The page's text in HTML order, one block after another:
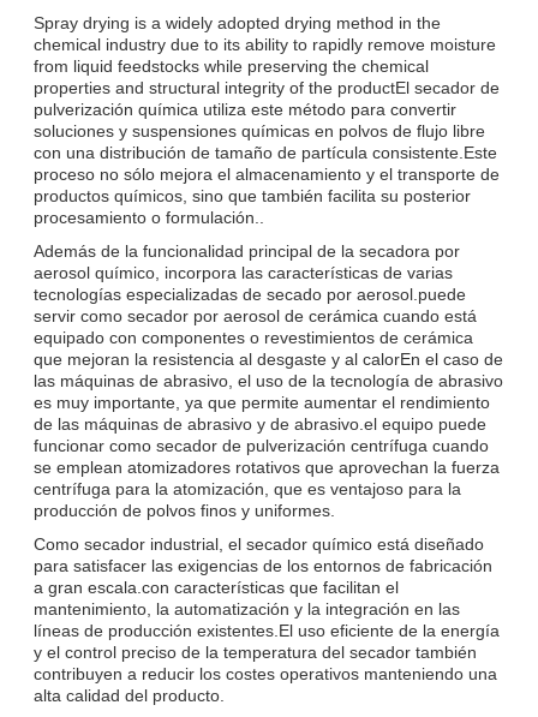
Spray drying is a widely adopted drying method in the
chemical industry due to its ability to rapidly remove moisture
from liquid feedstocks while preserving the chemical
properties and structural integrity of the productEl secador de
pulverización química utiliza este método para convertir
soluciones y suspensiones químicas en polvos de flujo libre
con una distribución de tamaño de partícula consistente.Este
proceso no sólo mejora el almacenamiento y el transporte de
productos químicos, sino que también facilita su posterior
procesamiento o formulación..
Además de la funcionalidad principal de la secadora por
aerosol químico, incorpora las características de varias
tecnologías especializadas de secado por aerosol.puede
servir como secador por aerosol de cerámica cuando está
equipado con componentes o revestimientos de cerámica
que mejoran la resistencia al desgaste y al calorEn el caso de
las máquinas de abrasivo, el uso de la tecnología de abrasivo
es muy importante, ya que permite aumentar el rendimiento
de las máquinas de abrasivo y de abrasivo.el equipo puede
funcionar como secador de pulverización centrífuga cuando
se emplean atomizadores rotativos que aprovechan la fuerza
centrífuga para la atomización, que es ventajoso para la
producción de polvos finos y uniformes.
Como secador industrial, el secador químico está diseñado
para satisfacer las exigencias de los entornos de fabricación
a gran escala.con características que facilitan el
mantenimiento, la automatización y la integración en las
líneas de producción existentes.El uso eficiente de la energía
y el control preciso de la temperatura del secador también
contribuyen a reducir los costes operativos manteniendo una
alta calidad del producto.